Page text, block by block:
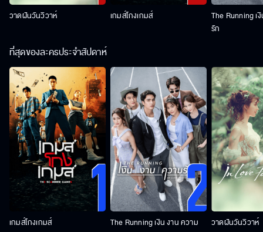
วาดฝันวันวิวาห์ เกมส์โกงเกมส์
The Running เ
รัก
ที่สุดของละครประจำสัปดาห์
เกมส์โกงเกมส์
The Running เงิน งาน ความ
วาดฝันวันวิวาห์